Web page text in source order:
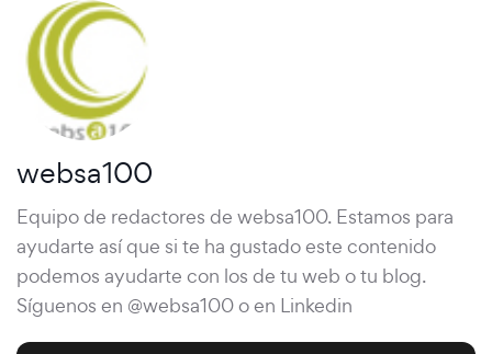
websa100
Equipo de redactores de websa100. Estamos para
ayudarte así que si te ha gustado este contenido
podemos ayudarte con los de tu web o tu blog.
Síguenos en @websa100 o en Linkedin